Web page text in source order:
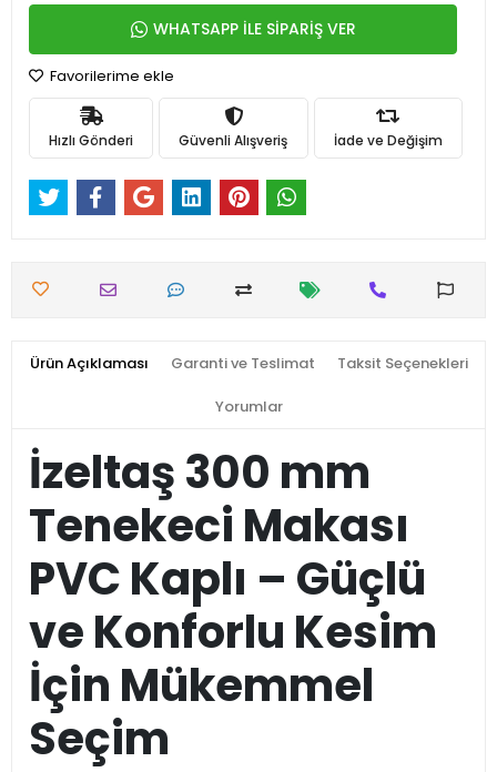
WHATSAPP İLE SİPARİŞ VER
Favorilerime ekle
Hızlı Gönderi Güvenli Alışveriş İade ve Değişim
Ürün Açıklaması Garanti ve Teslimat Taksit Seçenekleri
Yorumlar
İzeltaş 300 mm
Tenekeci Makası
PVC Kaplı – Güçlü
ve Konforlu Kesim
İçin Mükemmel
Seçim